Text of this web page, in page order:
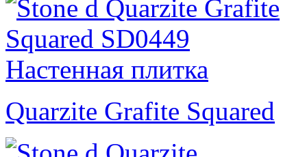
Quarzite Grafite Squared